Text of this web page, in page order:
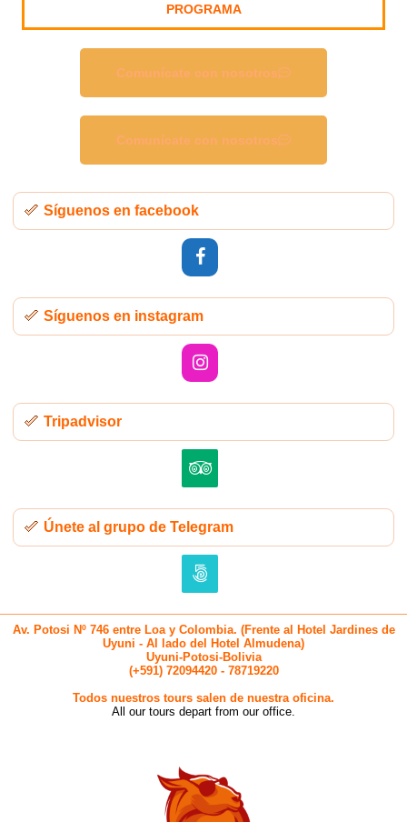
PROGRAMA
Comunícate con nosotros
Comunícate con nosotros
Síguenos en facebook
Síguenos en instagram
Tripadvisor
Únete al grupo de Telegram
Av. Potosi Nº 746 entre Loa y Colombia. (Frente al Hotel Jardines de
Uyuni - Al lado del Hotel Almudena)
Uyuni-Potosi-Bolivia
(+591) 72094420 - 78719220
Todos nuestros tours salen de nuestra oficina.
All our tours depart from our office.